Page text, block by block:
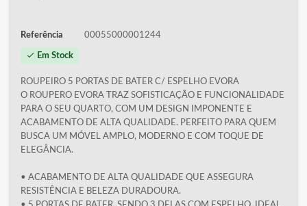
Referência 00055000001244
check Em Stock
ROUPEIRO 5 PORTAS DE BATER C/ ESPELHO EVORA
O ROUPERO EVORA TRAZ SOFISTICAÇÃO E FUNCIONALIDADE
PARA O SEU QUARTO, COM UM DESIGN IMPONENTE E
ACABAMENTO DE ALTA QUALIDADE. PERFEITO PARA QUEM
BUSCA UM MÓVEL AMPLO, MODERNO E COM TOQUE DE
ELEGÂNCIA.
• ACABAMENTO DE ALTA QUALIDADE QUE ASSEGURA
RESISTÊNCIA E BELEZA DURADOURA.